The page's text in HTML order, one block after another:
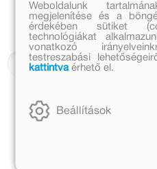
Weboldalunk
megjelenítése és a
érdekében sütiket
technológiákat
vonatkozó
testreszabási
kattintvaérhető el.
Beállítások